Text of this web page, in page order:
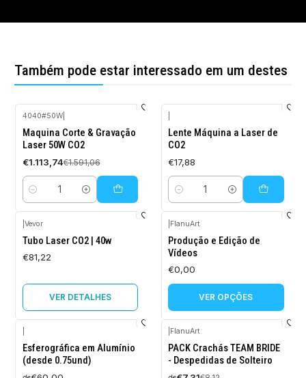
Também pode estar interessado em um destes
-30%
DESCONTO
4040#50W|
Maquina Corte & Gravação
Laser 50W CO2
€1.113,74€1.591,06
Quantidade
Lente Máquina a Laser de
CO2
€17,88
Quantidade
Vevor
Tubo Laser CO2 | 40w
€81,22
VER DETALHES
FlanuArt
Produção e Edição de
Vídeos
€0,00
VER OPÇÕES
Esferográfica em Alumínio
(desde 0.75und)
-10%
DESCONTO
FlanuArt
PACK Crachás TEAM BRIDE
- Despedidas de Solteiro